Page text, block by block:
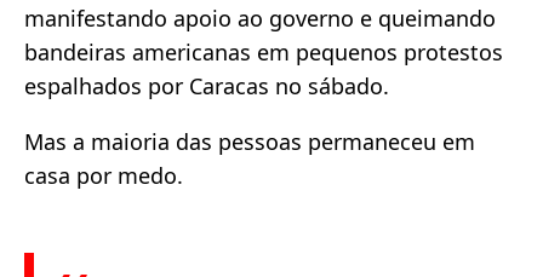
manifestando apoio ao governo e queimando
bandeiras americanas em pequenos protestos
espalhados por Caracas no sábado.
Mas a maioria das pessoas permaneceu em
casa por medo.